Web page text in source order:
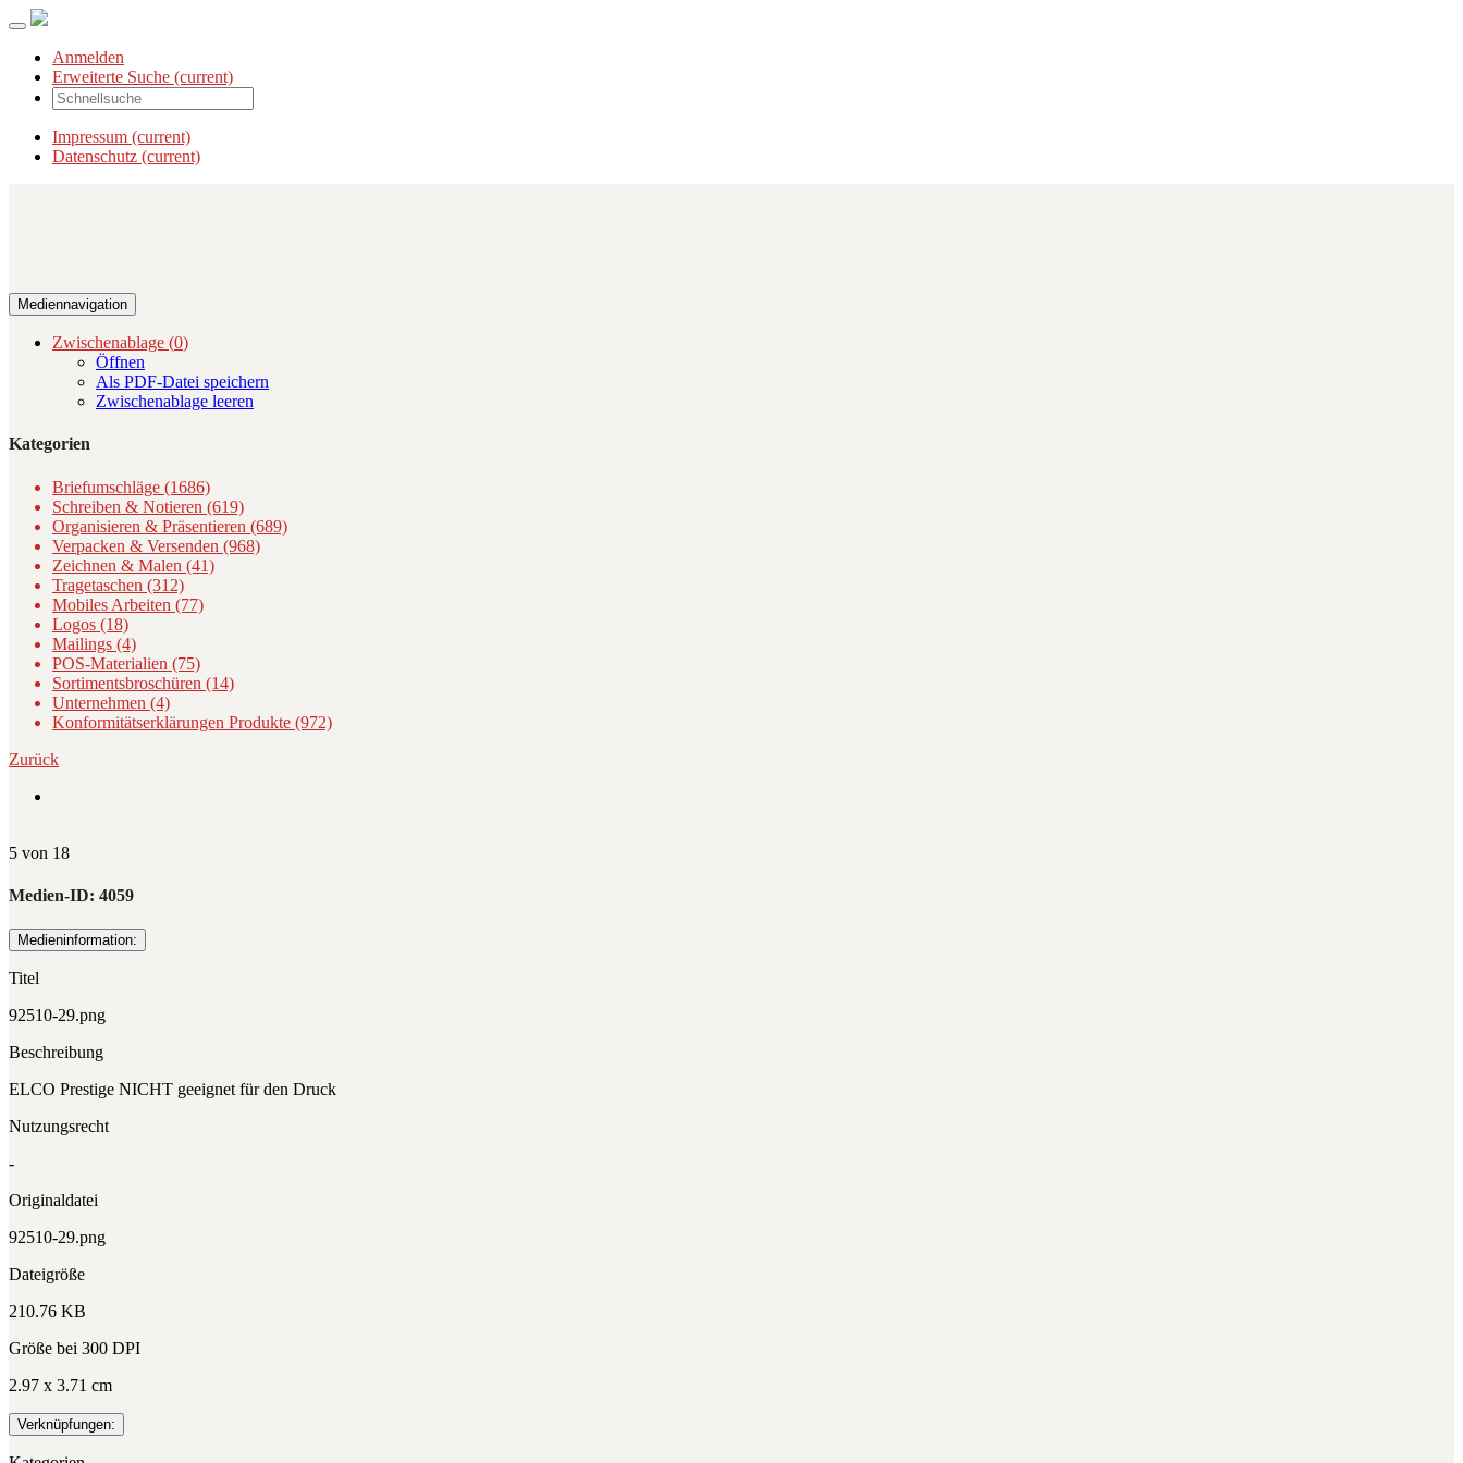
Anmelden
Erweiterte Suche (current)
Impressum (current)
Datenschutz (current)
Mediennavigation
Zwischenablage (0)
Öffnen
Als PDF-Datei speichern
Zwischenablage leeren
Kategorien
Briefumschläge (1686)
Schreiben & Notieren (619)
Organisieren & Präsentieren (689)
Verpacken & Versenden (968)
Zeichnen & Malen (41)
Tragetaschen (312)
Mobiles Arbeiten (77)
Logos (18)
Mailings (4)
POS-Materialien (75)
Sortimentsbroschüren (14)
Unternehmen (4)
Konformitätserklärungen Produkte (972)
Zurück
5 von 18
Medien-ID: 4059
Medieninformation:
Titel
92510-29.png
Beschreibung
ELCO Prestige NICHT geeignet für den Druck
Nutzungsrecht
-
Originaldatei
92510-29.png
Dateigröße
210.76 KB
Größe bei 300 DPI
2.97 x 3.71 cm
Verknüpfungen: